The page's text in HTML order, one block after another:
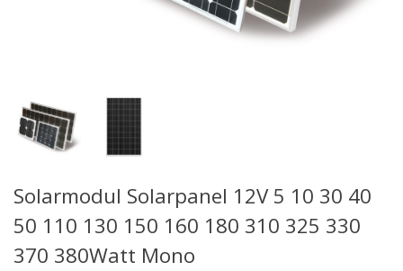
Solarmodul Solarpanel 12V 5 10 30 40
50 110 130 150 160 180 310 325 330
370 380Watt Mono